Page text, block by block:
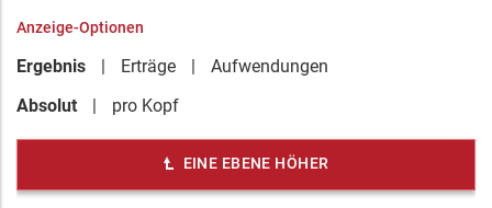
Anzeige-Optionen
Ergebnis Erträge
Aufwendungen
Absolut
pro Kopf
EINE EBENE HÖHER